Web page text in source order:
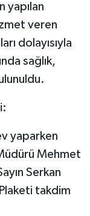
yapılan
veren
dolayısıyla
sağlık,
yaparken
Mehmet
Serkan
takdim